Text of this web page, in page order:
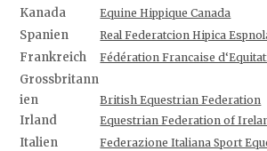
Kanada Equine Hippique Canada
Spanien Real Federatcion Hipica
Frankreich Fédération Francaise
Grossbritann
ien
British Equestrian Federation
Irland Equestrian Federation of
Italien Federazione Italiana Sport